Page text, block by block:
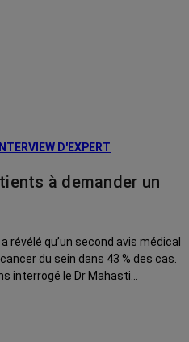
INTERVIEW D'EXPERT
à demander un
révélé qu’un second avis médical
du sein dans 43 % des cas.
interrogé le Dr Mahasti